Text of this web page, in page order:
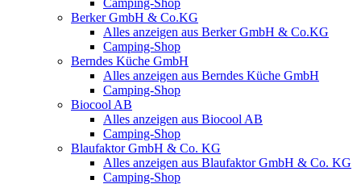
Camping-Shop
Berker GmbH & Co.KG
Alles anzeigen aus Berker GmbH & Co.KG
Camping-Shop
Berndes Küche GmbH
Alles anzeigen aus Berndes Küche GmbH
Camping-Shop
Biocool AB
Alles anzeigen aus Biocool AB
Camping-Shop
Blaufaktor GmbH & Co. KG
Alles anzeigen aus Blaufaktor GmbH & Co. KG
Camping-Shop